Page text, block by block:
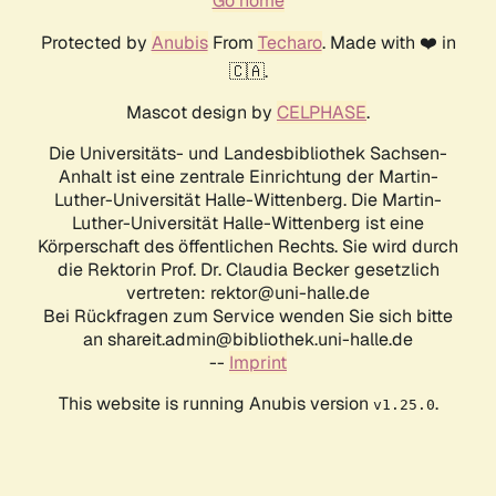
Protected by AnubisFrom Techaro. Made with ❤️ in
🇨🇦.
Mascot design by CELPHASE.
Die Universitäts- und Landesbibliothek Sachsen-
Anhalt ist eine zentrale Einrichtung der Martin-
Luther-Universität Halle-Wittenberg. Die Martin-
Luther-Universität Halle-Wittenberg ist eine
Körperschaft des öffentlichen Rechts. Sie wird durch
die Rektorin Prof. Dr. Claudia Becker gesetzlich
vertreten: rektor@uni-halle.de
Bei Rückfragen zum Service wenden Sie sich bitte
an shareit.admin@bibliothek.uni-halle.de
-- Imprint
This website is running Anubis version v1.25.0.